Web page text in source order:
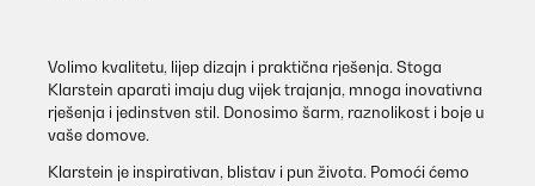
Volimo kvalitetu, lijep dizajn i praktična rješenja. Stoga
Klarstein aparati imaju dug vijek trajanja, mnoga inovativna
rješenja i jedinstven stil. Donosimo šarm, raznolikost i boje u
vaše domove.
Klarstein je inspirativan, blistav i pun života. Pomoći ćemo